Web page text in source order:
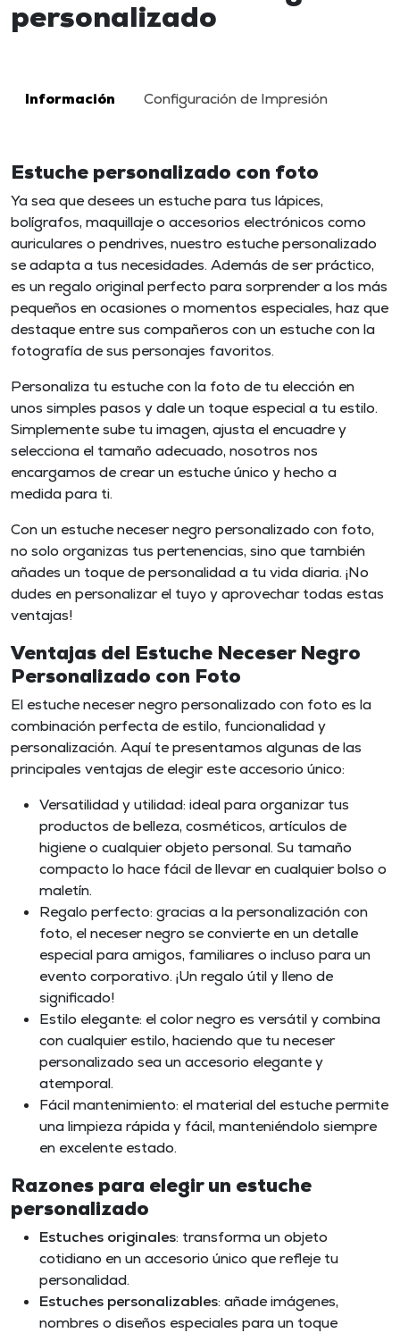
personalizado
Información Configuración de Impresión
Estuche personalizado con foto
Ya sea que desees un estuche para tus lápices,
bolígrafos, maquillaje o accesorios electrónicos como
auriculares o pendrives, nuestro estuche personalizado
se adapta a tus necesidades. Además de ser práctico,
es unregalo originalperfecto para sorprender a los más
pequeños en ocasiones o momentos especiales, haz que
destaque entre sus compañeros con un estuche con la
fotografía de sus personajes favoritos.
Personaliza tu estuche con la foto de tu elección en
unos simples pasos y dale un toque especial a tu estilo.
Simplemente sube tu imagen, ajusta el encuadre y
selecciona el tamaño adecuado, nosotros nos
encargamos de crear un estuche único y hecho a
medida para ti.
Con un estuche neceser negro personalizado con foto,
no solo organizas tus pertenencias, sino que también
añades un toque de personalidad a tu vida diaria. ¡No
dudes en personalizar el tuyo y aprovechar todas estas
ventajas!
Ventajas del Estuche Neceser Negro
Personalizado con Foto
El estuche neceser negro personalizado con foto es la
combinación perfecta de estilo, funcionalidad y
personalización. Aquí te presentamos algunas de las
principales ventajas de elegir este accesorio único:
Versatilidad y utilidad: ideal para organizar tus
productos de belleza, cosméticos, artículos de
higiene o cualquier objeto personal. Su tamaño
compacto lo hace fácil de llevar en cualquier bolso o
maletín.
Regalo perfecto: gracias a la personalización con
foto, el neceser negro se convierte en un detalle
especial para amigos, familiares o incluso para un
evento corporativo. ¡Un regalo útil y lleno de
significado!
Estilo elegante: el color negro es versátil y combina
con cualquier estilo, haciendo que tu neceser
personalizado sea un accesorio elegante y
atemporal.
Fácil mantenimiento: el material del estuche permite
una limpieza rápida y fácil, manteniéndolo siempre
en excelente estado.
Razones para elegir un estuche
personalizado
Estuches originales: transforma un objeto
cotidiano en un accesorio único que refleje tu
personalidad.
Estuches personalizables: añade imágenes,
nombres o diseños especiales para un toque